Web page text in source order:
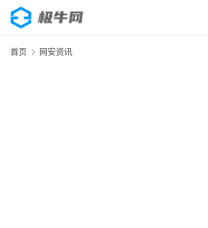
首页 网安资讯